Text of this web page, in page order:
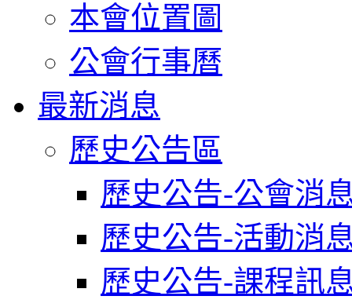
本會位置圖
公會行事曆
最新消息
歷史公告區
歷史公告-公會消
歷史公告-活動消
歷史公告-課程訊